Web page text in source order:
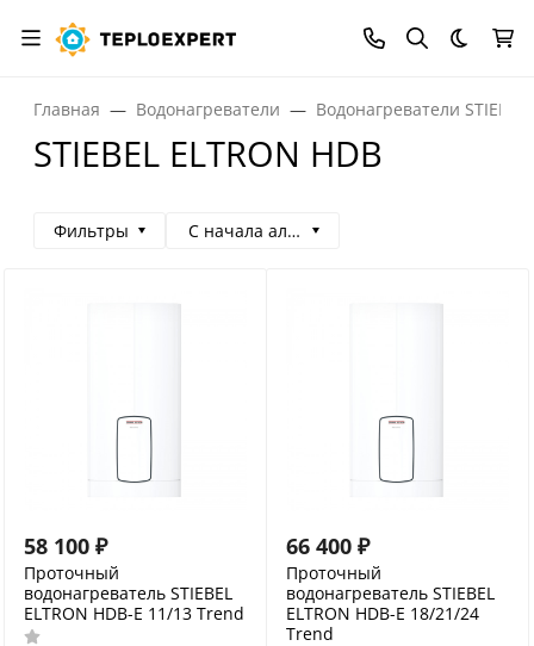
Темная
Главная Водонагреватели Водонагреватели STIEBEL
STIEBEL ELTRON HDB
Фильтры С начала алфавита
58 100 ₽
Проточный
водонагреватель STIEBEL
ELTRON HDB-E 11/13 Trend
66 400 ₽
Проточный
водонагреватель STIEBEL
ELTRON HDB-E 18/21/24
Trend